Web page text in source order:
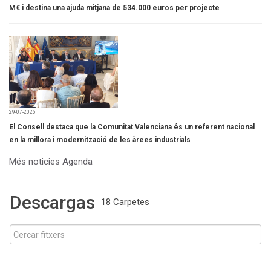
M€ i destina una ajuda mitjana de 534.000 euros per projecte
29-07-2026
El Consell destaca que la Comunitat Valenciana és un referent nacional
en la millora i modernització de les àrees industrials
Més noticies Agenda
Descargas 18 Carpetes